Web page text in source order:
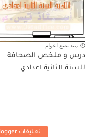
منذ بضع اعوام
درس و ملخص الصحافة
للسنة الثانية اعدادي
تعليقات Blogger